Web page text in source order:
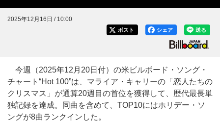
2025年12月16日 / 10:00
送る
シェア
ポスト
今週（2025年12月20日付）の米ビルボード・ソング・
チャート“Hot 100”は、マライア・キャリーの「恋人たちの
クリスマス」が通算20週目の首位を獲得して、歴代最長単
独記録を達成。同曲を含めて、TOP10にはホリデー・ソ
ングが8曲ランクインした。